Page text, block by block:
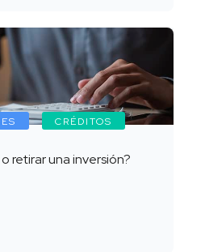
CRÉDITOS
retirar una inversión?